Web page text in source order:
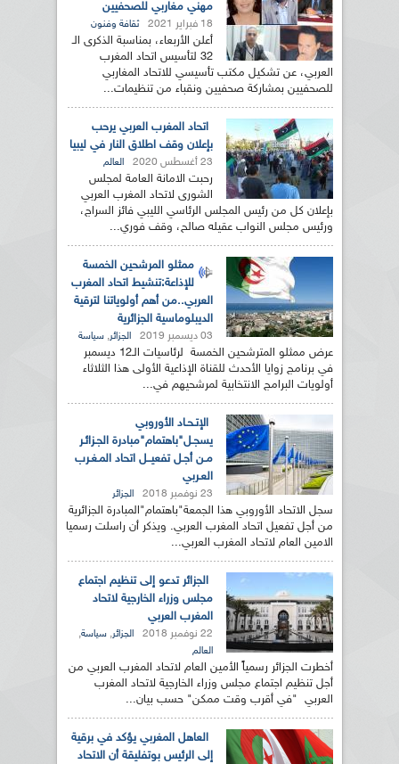
مهني مغاربي للصحفيين
18 فبراير 2021 ثقافة وفنون
أعلن الأربعاء، بمناسبة الذكرى الـ
32 لتأسيس اتحاد المغرب
العربي، عن تشكيل مكتب تأسيسي للاتحاد المغاربي
للصحفيين بمشاركة صحفيين ونقباء من تنظيمات...
اتحاد المغرب العربي يرحب
بإعلان وقف اطلاق النار في ليبيا
23 أغسطس 2020 العالم
رحبت الامانة العامة لمجلس
الشورى لاتحاد المغرب العربي
بإعلان كل من رئيس المجلس الرئاسي الليبي فائز السراج،
ورئيس مجلس النواب عقيله صالح، وقف فوري...
ممثلو المرشحين الخمسة
للإذاعة:تنشيط اتحاد المغرب
العربي..من أهم أولوياتنا لترقية
الديبلوماسية الجزائرية
03 ديسمبر 2019 الجزائر, سياسة
عرض ممثلو المترشحين الخمسة لرئاسيات الـ12 ديسمبر
في برنامج زوايا الأحدث للقناة الإذاعية الأولى هذا الثلاثاء
أولويات البرامج الانتخابية لمرشحيهم في...
الإتـحـاد الأوروبي
يسجـل"باهتمام"مبادرة الجـزائـر
مـن أجـل تفعيــل اتحاد المـغـرب
العـربي
23 نوفمبر 2018 الجزائر
سجل الاتحاد الأوروبي هذا الجمعة"باهتمام"المبادرة الجزائرية
من أجل تفعيل اتحاد المغرب العربي. ويذكر أن راسلت رسميا
الامين العام لاتحاد المغرب العربي...
الجزائر تدعو إلى تنظيم اجتماع
مجلس وزراء الخارجية لاتحاد
المغرب العربي
22 نوفمبر 2018 الجزائر, سياسة,
العالم
أخطرت الجزائر رسمياً الأمين العام لاتحاد المغرب العربي من
أجل تنظيم اجتماع مجلس وزراء الخارجية لاتحاد المغرب
العربي "في أقرب وقت ممكن" حسب بيان...
العاهل المغربي يؤكد في برقية
إلى الرئيس بوتفليقة أن الاتحاد